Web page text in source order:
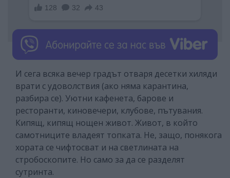
И сега всяка вечер градът отваря десетки хиляди
врати с удоволствия (ако няма карантина,
разбира се). Уютни кафенета, барове и
ресторанти, киновечери, клубове, пътувания.
Кипящ, кипящ нощен живот. Живот, в който
самотниците владеят топката. Не, защо, понякога
хората се чифтосват и на светлината на
стробоскопите. Но само за да се разделят
сутринта.